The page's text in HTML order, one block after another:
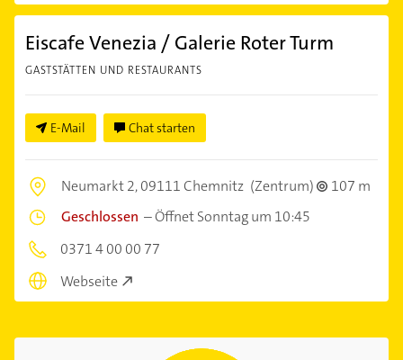
Eiscafe Venezia / Galerie Roter Turm
GASTSTÄTTEN UND RESTAURANTS
E-Mail Chat starten
Neumarkt 2,09111 Chemnitz (Zentrum)
107 m
Geschlossen –Öffnet Sonntag um 10:45
0371 4 00 00 77
Webseite